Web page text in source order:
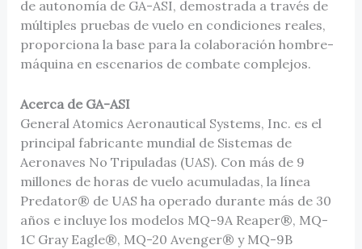
de autonomía de GA-ASI, demostrada a través de
múltiples pruebas de vuelo en condiciones reales,
proporciona la base para la colaboración hombre-
máquina en escenarios de combate complejos.
Acerca de GA-ASI
General Atomics Aeronautical Systems, Inc. es el
principal fabricante mundial de Sistemas de
Aeronaves No Tripuladas (UAS). Con más de 9
millones de horas de vuelo acumuladas, la línea
Predator® de UAS ha operado durante más de 30
años e incluye los modelos MQ-9A Reaper®, MQ-
1C Gray Eagle®, MQ-20 Avenger® y MQ-9B